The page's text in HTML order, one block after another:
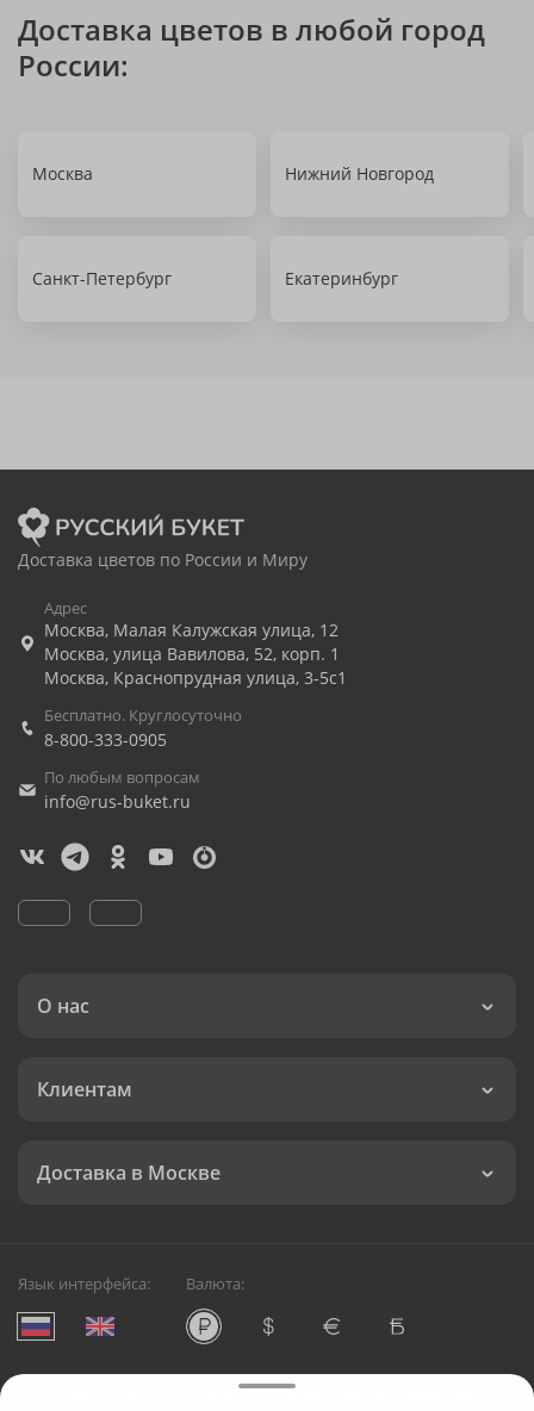
Доставка цветов в любой город
России:
Москва Нижний Новгород
Санкт-Петербург Екатеринбург
Доставка цветов по России и Миру
Адрес
Москва, Малая Калужская улица, 12
Москва, улица Вавилова, 52, корп. 1
Москва, Краснопрудная улица, 3-5с1
Бесплатно. Круглосуточно
8-800-333-0905
По любым вопросам
info@rus-buket.ru
О нас
Клиентам
Доставка в Москве
Язык интерфейса: Валюта:
Служба круглосуточной доставки цветов в Москве